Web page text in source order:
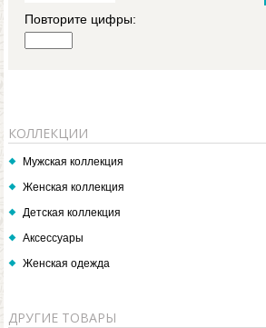
Повторите цифры:
КОЛЛЕКЦИИ
Мужская коллекция
Женская коллекция
Детская коллекция
Аксессуары
Женская одежда
ДРУГИЕ ТОВАРЫ